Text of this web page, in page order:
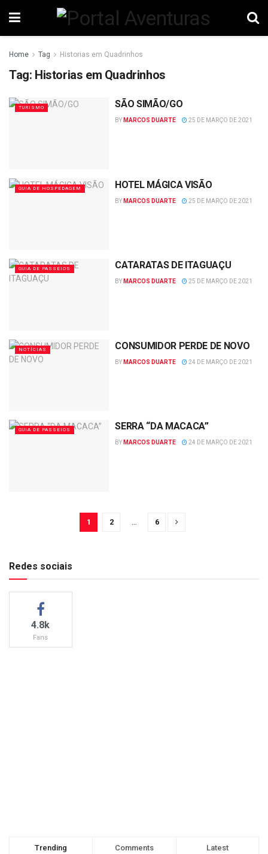
Home Tag Historias em Quadrinhos
Tag: Historias em Quadrinhos
TURISMO SÃO SIMÃO/GO
BY MARCOS DUARTE 25 DE MARÇO DE 2021
GUIA DE HOSPEDAGEM HOTEL MÁGICA VISÃO
BY MARCOS DUARTE 25 DE MARÇO DE 2021
GUIA DE PASSEIOS CATARATAS DE ITAGUAÇU
BY MARCOS DUARTE 25 DE MARÇO DE 2021
NOTÍCIAS CONSUMIDOR PERDE DE NOVO
BY MARCOS DUARTE 24 DE MARÇO DE 2021
GUIA DE PASSEIOS SERRA “DA MACACA”
BY MARCOS DUARTE 24 DE MARÇO DE 2021
1 2 6
Redes sociais
4.8k
Fans
Trending Comments Latest